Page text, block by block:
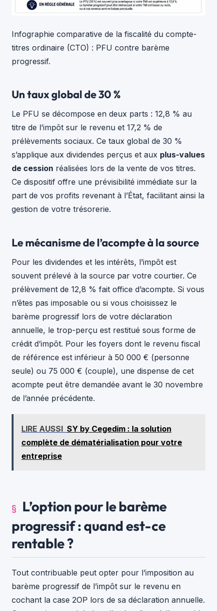
Infographie comparative de la fiscalité du compte-
titres ordinaire (CTO) : PFU contre barème
progressif.
Un taux global de 30 %
Le PFU se décompose en deux parts : 12,8 % au
titre de l’impôt sur le revenu et 17,2 % de
prélèvements sociaux. Ce taux global de 30 %
s’applique aux dividendes perçus et aux plus-values
de cession réalisées lors de la vente de vos titres.
Ce dispositif offre une prévisibilité immédiate sur la
part de vos profits revenant à l’État, facilitant ainsi la
gestion de votre trésorerie.
Le mécanisme de l’acompte à la source
Pour les dividendes et les intérêts, l’impôt est
souvent prélevé à la source par votre courtier. Ce
prélèvement de 12,8 % fait office d’acompte. Si vous
n’êtes pas imposable ou si vous choisissez le
barème progressif lors de votre déclaration
annuelle, le trop-perçu est restitué sous forme de
crédit d’impôt. Pour les foyers dont le revenu fiscal
de référence est inférieur à 50 000 € (personne
seule) ou 75 000 € (couple), une dispense de cet
acompte peut être demandée avant le 30 novembre
de l’année précédente.
LIRE AUSSI SY by Cegedim : la solution
complète de dématérialisation pour votre
entreprise
L’option pour le barème
progressif : quand est-ce
rentable ?
Tout contribuable peut opter pour l’imposition au
barème progressif de l’impôt sur le revenu en
cochant la case 2OP lors de sa déclaration annuelle.